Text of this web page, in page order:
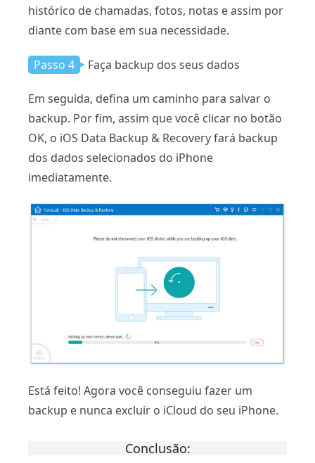
histórico de chamadas, fotos, notas e assim por
diante com base em sua necessidade.
Passo 4 Faça backup dos seus dados
Em seguida, defina um caminho para salvar o
backup. Por fim, assim que você clicar no botão
OK, o iOS Data Backup & Recovery fará backup
dos dados selecionados do iPhone
imediatamente.
Está feito! Agora você conseguiu fazer um
backup e nunca excluir o iCloud do seu iPhone.
Conclusão: